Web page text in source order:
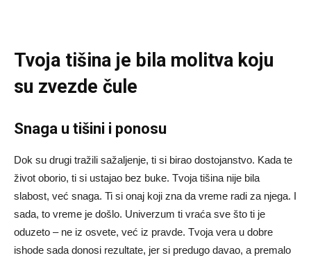
Tvoja tišina je bila molitva koju
su zvezde čule
Snaga u tišini i ponosu
Dok su drugi tražili sažaljenje, ti si birao dostojanstvo. Kada te
život oborio, ti si ustajao bez buke. Tvoja tišina nije bila
slabost, već snaga. Ti si onaj koji zna da vreme radi za njega. I
sada, to vreme je došlo. Univerzum ti vraća sve što ti je
oduzeto – ne iz osvete, već iz pravde. Tvoja vera u dobre
ishode sada donosi rezultate, jer si predugo davao, a premalo